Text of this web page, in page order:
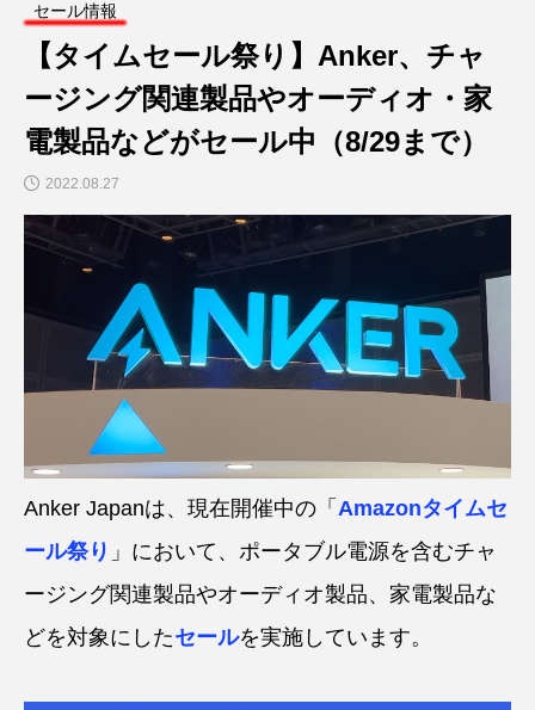
セール情報
【タイムセール祭り】Anker、チャ
ージング関連製品やオーディオ・家
電製品などがセール中（8/29まで）
2022.08.27
Anker Japanは、現在開催中の「 Amazonタイムセ
ール祭り 」において、ポータブル電源を含むチャ
ージング関連製品やオーディオ製品、家電製品な
どを対象にしたセールを実施しています。